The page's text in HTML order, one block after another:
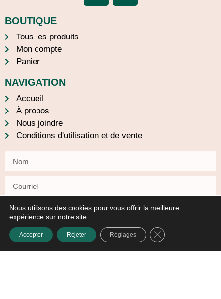
BOUTIQUE
Tous les produits
Mon compte
Panier
NAVIGATION
Accueil
À propos
Nous joindre
Conditions d'utilisation et de vente
Nous utilisons des cookies pour vous offrir la meilleure
expérience sur notre site.
Accepter Rejeter Réglages Close GDPR